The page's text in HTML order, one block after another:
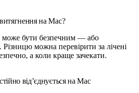
на Mac?
може бути безпечним — або
можна перевірити за лічені
а коли краще зачекати.
від’єднується на Mac